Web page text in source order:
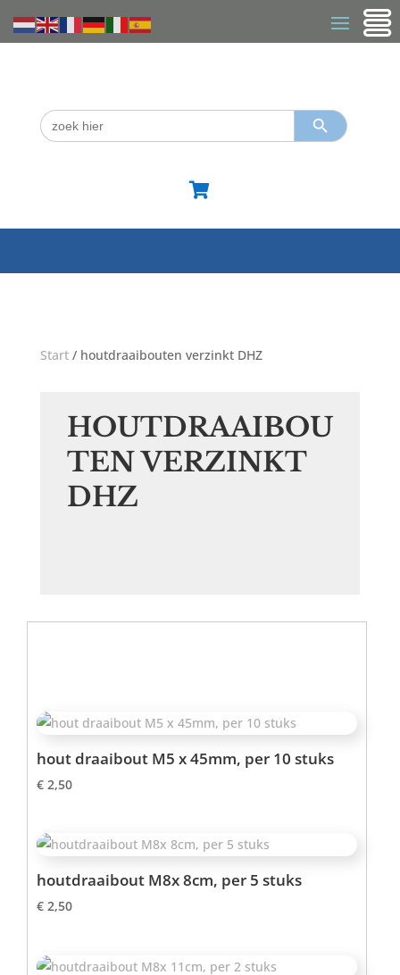
Zoek
naar:
Zoekknop

Start/ houtdraaibouten verzinkt DHZ
HOUTDRAAIBOU
TEN VERZINKT
DHZ
hout draaibout M5 x 45mm, per 10 stuks
€ 2,50
houtdraaibout M8x 8cm, per 5 stuks
€ 2,50